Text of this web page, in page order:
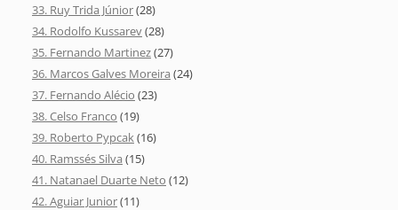
33. Ruy Trida Júnior(28)
34. Rodolfo Kussarev(28)
35. Fernando Martinez(27)
36. Marcos Galves Moreira (24)
37. Fernando Alécio (23)
38. Celso Franco (19)
39. Roberto Pypcak(16)
40. Ramssés Silva (15)
41. Natanael Duarte Neto (12)
42. Aguiar Junior(11)